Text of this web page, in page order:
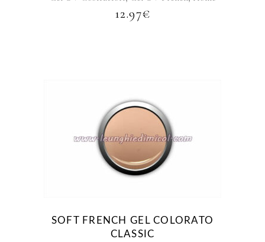
essere
scelte
12.97€
Questo
prodotto
ha
più
opzioni
possono
SOFT FRENCH GEL COLORATO
CLASSIC